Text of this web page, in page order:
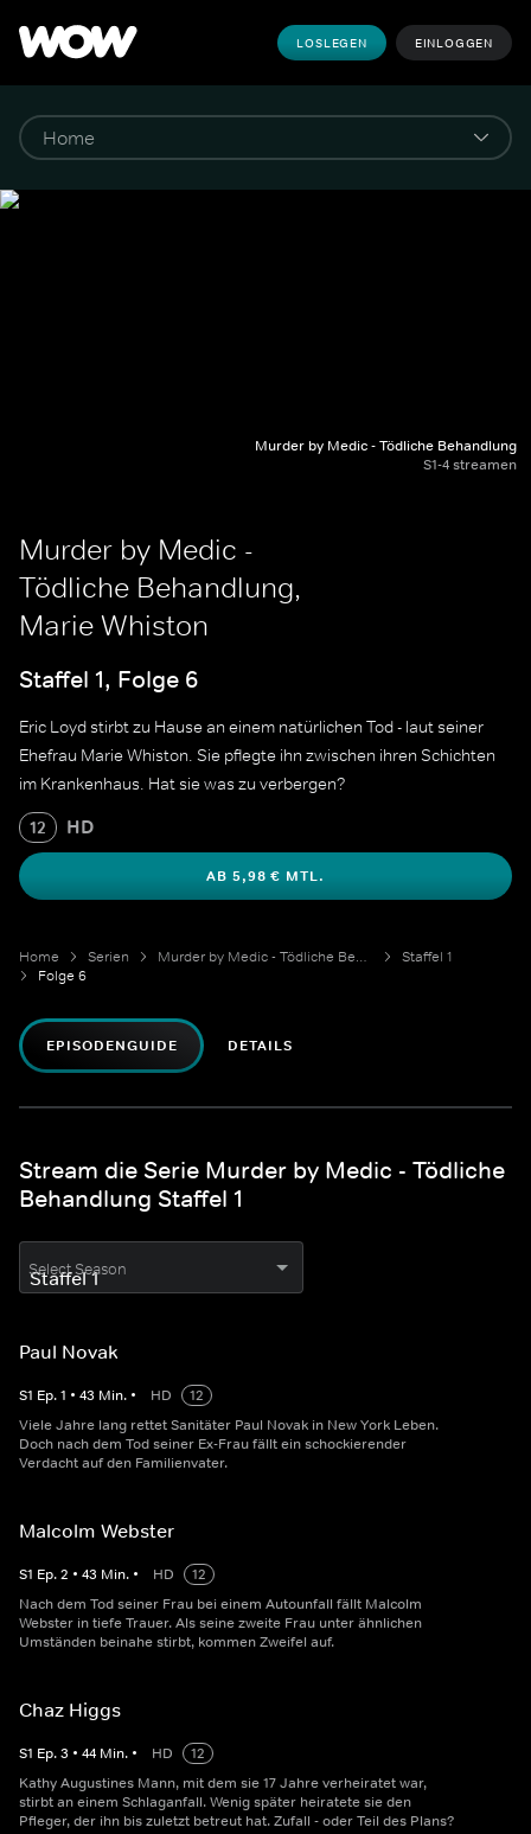
LOSLEGEN EINLOGGEN
Murder by Medic - Tödliche Behandlung
S1-4 streamen
Murder by Medic -
Tödliche Behandlung,
Marie Whiston
Staffel 1, Folge 6
Eric Loyd stirbt zu Hause an einem natürlichen Tod - laut seiner
Ehefrau Marie Whiston. Sie pflegte ihn zwischen ihren Schichten
im Krankenhaus. Hat sie was zu verbergen?
12 HD
AB 5,98 € MTL.
Home Serien Murder by Medic - Tödliche Behandlung
Staffel 1
Folge 6
EPISODENGUIDE DETAILS
Stream die Serie Murder by Medic - Tödliche
Behandlung Staffel 1
Select Season
Paul Novak
S1 Ep.1 • 43 Min. • HD
12
Viele Jahre lang rettet Sanitäter Paul Novak in New York Leben.
Doch nach dem Tod seiner Ex-Frau fällt ein schockierender
Verdacht auf den Familienvater.
Malcolm Webster
S1 Ep.2 • 43 Min. • HD
12
Nach dem Tod seiner Frau bei einem Autounfall fällt Malcolm
Webster in tiefe Trauer. Als seine zweite Frau unter ähnlichen
Umständen beinahe stirbt, kommen Zweifel auf.
Chaz Higgs
S1 Ep.3 • 44 Min. • HD
12
Kathy Augustines Mann, mit dem sie 17 Jahre verheiratet war,
stirbt an einem Schlaganfall. Wenig später heiratete sie den
Pfleger, der ihn bis zuletzt betreut hat. Zufall - oder Teil des Plans?